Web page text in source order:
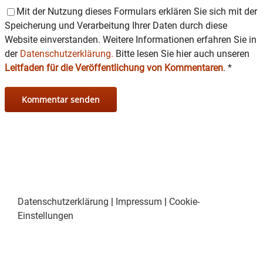
Mit der Nutzung dieses Formulars erklären Sie sich mit der
Speicherung und Verarbeitung Ihrer Daten durch diese
Website einverstanden. Weitere Informationen erfahren Sie in
der Datenschutzerklärung. Bitte lesen Sie hier auch unseren
Leitfaden für die Veröffentlichung von Kommentaren. *
Datenschutzerklärung | Impressum | Cookie-
Einstellungen